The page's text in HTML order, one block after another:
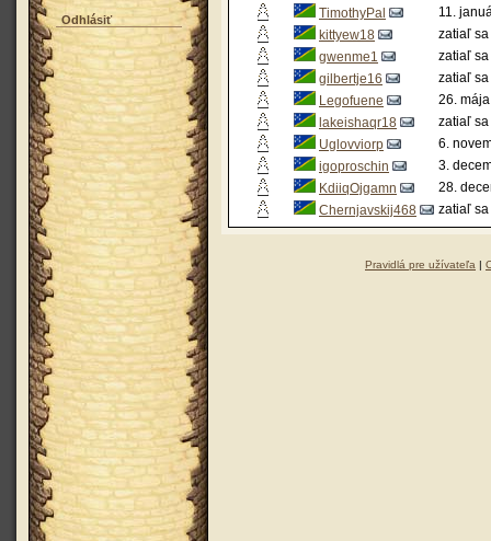
Odhlásiť
TimothyPal
11.
kittyew18
zatiaľ
gwenme1
zatiaľ
gilbertje16
zatiaľ
Legofuene
26.
lakeishaqr18
zatiaľ
Uglovviorp
6.
igoproschin
3.
KdiiqOjgamn
28.
Chernjavskij468
zatiaľ
Pravidlá pre užívateľa |